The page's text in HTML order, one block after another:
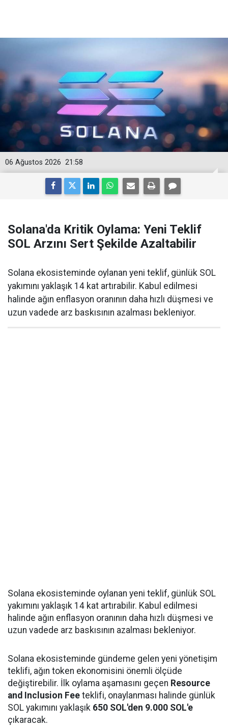
21:58
06 Ağustos 2026
Solana'da Kritik Oylama: Yeni Teklif
SOL Arzını Sert Şekilde Azaltabilir
Solana ekosisteminde oylanan yeni teklif, günlük SOL
yakımını yaklaşık 14 kat artırabilir. Kabul edilmesi
halinde ağın enflasyon oranının daha hızlı düşmesi ve
uzun vadede arz baskısının azalması bekleniyor.
Solana ekosisteminde oylanan yeni teklif, günlük SOL
yakımını yaklaşık 14 kat artırabilir. Kabul edilmesi
halinde ağın enflasyon oranının daha hızlı düşmesi ve
uzun vadede arz baskısının azalması bekleniyor.
Solana ekosisteminde gündeme gelen yeni yönetişim
teklifi, ağın token ekonomisini önemli ölçüde
değiştirebilir. İlk oylama aşamasını geçen Resource
and Inclusion Fee teklifi, onaylanması halinde günlük
SOL yakımını yaklaşık 650 SOL'den 9.000 SOL'e
çıkaracak.